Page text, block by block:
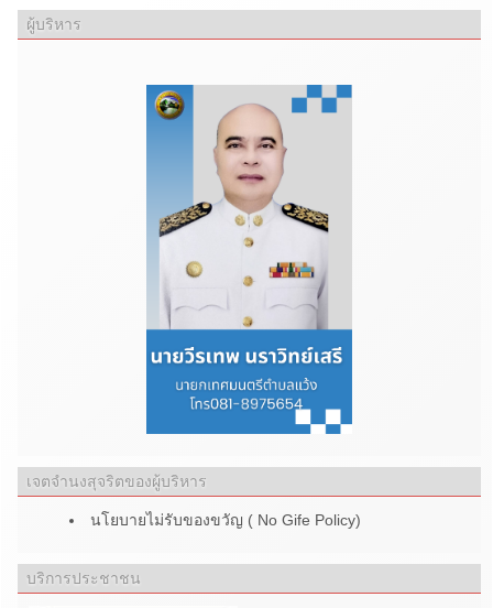
ผู้บริหาร
เจตจำนงสุจริตของผู้บริหาร
นโยบายไม่รับของขวัญ ( No Gife Policy)
บริการประชาชน